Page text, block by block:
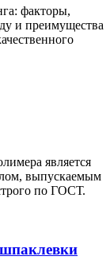
факторы,
и преимущества
является
выпускаемым
по ГОСТ.